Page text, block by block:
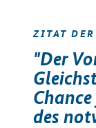
ZITAT
"Der
des